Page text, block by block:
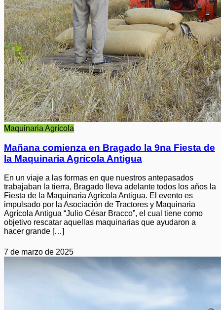
Maquinaria Agrícola
Mañana comienza en Bragado la 9na Fiesta de
la Maquinaria Agrícola Antigua
En un viaje a las formas en que nuestros antepasados
trabajaban la tierra, Bragado lleva adelante todos los años la
Fiesta de la Maquinaria Agrícola Antigua. El evento es
impulsado por la Asociación de Tractores y Maquinaria
Agrícola Antigua “Julio César Bracco”, el cual tiene como
objetivo rescatar aquellas maquinarias que ayudaron a
hacer grande […]
7 de marzo de 2025